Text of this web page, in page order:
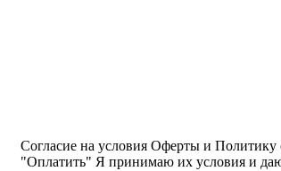
Согласие на условия Оферты и
"Оплатить" Я принимаю их условия и даю